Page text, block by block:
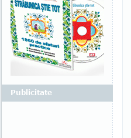
Publicitate